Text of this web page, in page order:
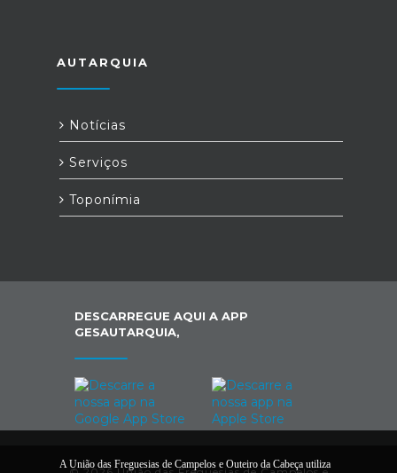
AUTARQUIA
Notícias
Serviços
Toponímia
DESCARREGUE AQUI A APP
GESAUTARQUIA,
A União das Freguesias de Campelos e Outeiro da Cabeça utiliza